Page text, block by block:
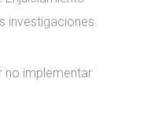
investigaciones
no implementar